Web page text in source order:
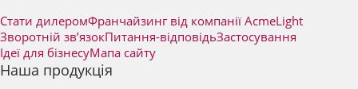
Стати дилеромФранчайзинг від компанії AcmeLight
Зворотній зв’язокПитання-відповідьЗастосування
Ідеї для бізнесуМапа сайту
Наша продукція